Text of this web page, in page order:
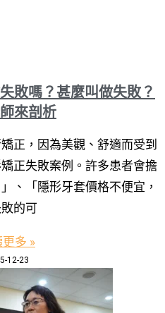
敗嗎？甚麼叫做失敗？
來剖析
正，因為美觀、舒適而受到
正失敗案例。許多患者會擔
、「隱形牙套價格不便宜，
的可
更多 »
12-23